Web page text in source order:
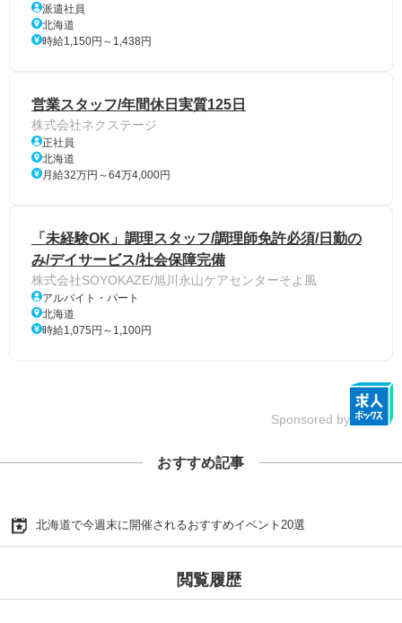
派遣社員
北海道
時給1,150円～1,438円
営業スタッフ/年間休日実質125日
株式会社ネクステージ
正社員
北海道
月給32万円～64万4,000円
「未経験OK」調理スタッフ/調理師免許必須/日勤の
み/デイサービス/社会保障完備
株式会社SOYOKAZE/旭川永山ケアセンターそよ風
アルバイト・パート
北海道
時給1,075円～1,100円
Sponsored by
おすすめ記事
北海道で今週末に開催されるおすすめイベント20選
閲覧履歴